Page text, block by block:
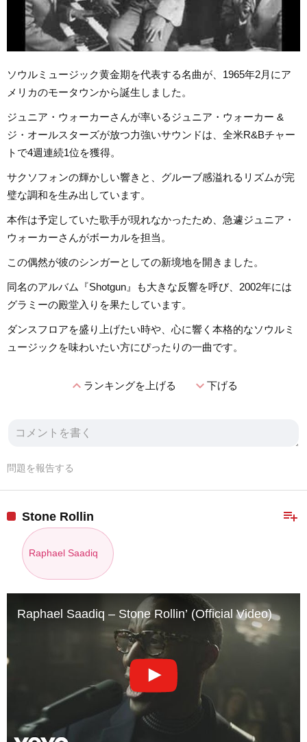
ソウルミュージック黄金期を代表する名曲が、1965年2月にア
メリカのモータウンから誕生しました。
ジュニア・ウォーカーさんが率いるジュニア・ウォーカー &
ジ・オールスターズが放つ力強いサウンドは、全米R&Bチャー
トで4週連続1位を獲得。
サクソフォンの輝かしい響きと、グルーブ感溢れるリズムが完
璧な調和を生み出しています。
本作は予定していた歌手が現れなかったため、急遽ジュニア・
ウォーカーさんがボーカルを担当。
この偶然が彼のシンガーとしての新境地を開きました。
同名のアルバム『Shotgun』も大きな反響を呼び、2002年には
グラミーの殿堂入りを果たしています。
ダンスフロアを盛り上げたい時や、心に響く本格的なソウルミ
ュージックを味わいたい方にぴったりの一曲です。
expand_lessランキングを上げる expand_more下げる
問題を報告する
playlist_add
Stone Rollin
Raphael Saadiq
Raphael Saadiq – Stone Rollin’ (Official Video)